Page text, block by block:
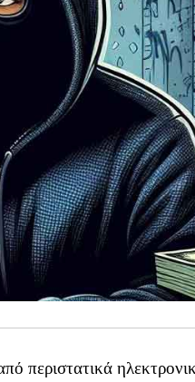
περιστατικά